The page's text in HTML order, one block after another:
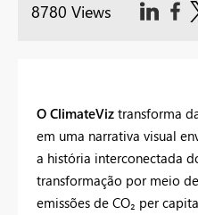
8780 Views
O ClimateViz transforma
em uma narrativa visual
a história interconectada
transformação por meio
emissões de CO₂ per